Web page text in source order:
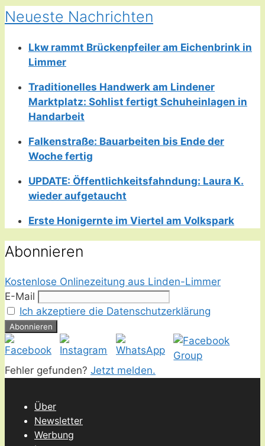
Neueste Nachrichten
Lkw rammt Brückenpfeiler am Eichenbrink in
Limmer
Traditionelles Handwerk am Lindener
Marktplatz: Sohlist fertigt Schuheinlagen in
Handarbeit
Falkenstraße: Bauarbeiten bis Ende der
Woche fertig
UPDATE: Öffentlichkeitsfahndung: Laura K.
wieder aufgetaucht
Erste Honigernte im Viertel am Volkspark
Abonnieren
Kostenlose Onlinezeitung aus Linden-Limmer
E-Mail
Ich akzeptiere die Datenschutzerklärung
Fehler gefunden? Jetzt melden.
Über
Newsletter
Werbung